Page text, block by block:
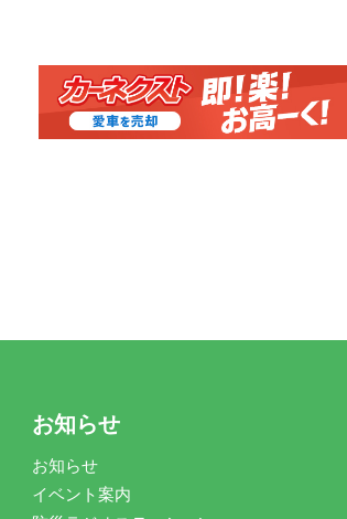
お知らせ
お知らせ
イベント案内